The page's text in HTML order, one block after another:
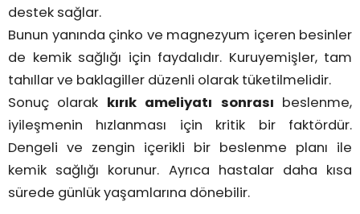
destek sağlar.
Bunun yanında çinko ve magnezyum içeren besinler
de kemik sağlığı için faydalıdır. Kuruyemişler, tam
tahıllar ve baklagiller düzenli olarak tüketilmelidir.
Sonuç olarak kırık ameliyatı sonrası beslenme,
iyileşmenin hızlanması için kritik bir faktördür.
Dengeli ve zengin içerikli bir beslenme planı ile
kemik sağlığı korunur. Ayrıca hastalar daha kısa
sürede günlük yaşamlarına dönebilir.